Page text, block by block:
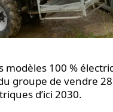
modèles 100 %
groupe de vendre
d’ici 2030.